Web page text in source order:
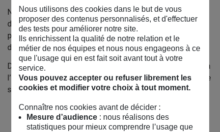
Né de parents d’origine tchèque, à 19 ans, il est par erreur
diagnostiqué schizophrène et placé sous chlorpromazine
pendant trois ans. Il séjourne en hôpital psychiatrique. Le
diagnostic Asperger est finalement posé lorsqu’il a 22 ans.
Docteur et chercheur en philosophie et sciences sociales (à
l’EHESS et l’université de Bucarest notamment), il consacre
sa thèse de philosophie.
Nous utilisons des cookies dans le but de vous
proposer des contenus personnalisés, et d'effectuer
des tests pour améliorer notre site.
Ils enrichissent la qualité de notre relation et le
métier de nos équipes et nous nous engageons à ce
que l'usage qui en est fait soit avant tout à votre
service.
Vous pouvez accepter ou refuser librement les
cookies et modifier votre choix à tout moment.
Connaître nos cookies avant de décider :
Mesure d’audience: nous réalisons des
statistiques pour mieux comprendre l’usage que